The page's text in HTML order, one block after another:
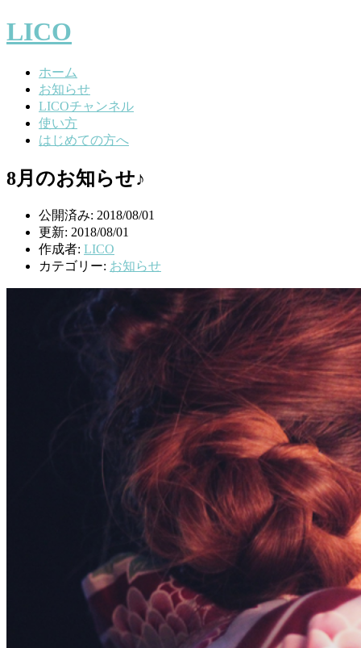
LICO
ホーム
お知らせ
LICOチャンネル
使い方
はじめての方へ
8月のお知らせ♪
公開済み: 2018/08/01
更新: 2018/08/01
作成者: LICO
カテゴリー: お知らせ